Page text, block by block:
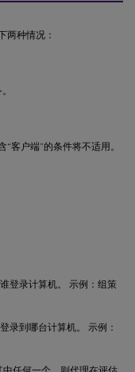
两种情况：
客户端”的条件将不适用。
登录计算机。 示例：组策
录到哪台计算机。 示例：